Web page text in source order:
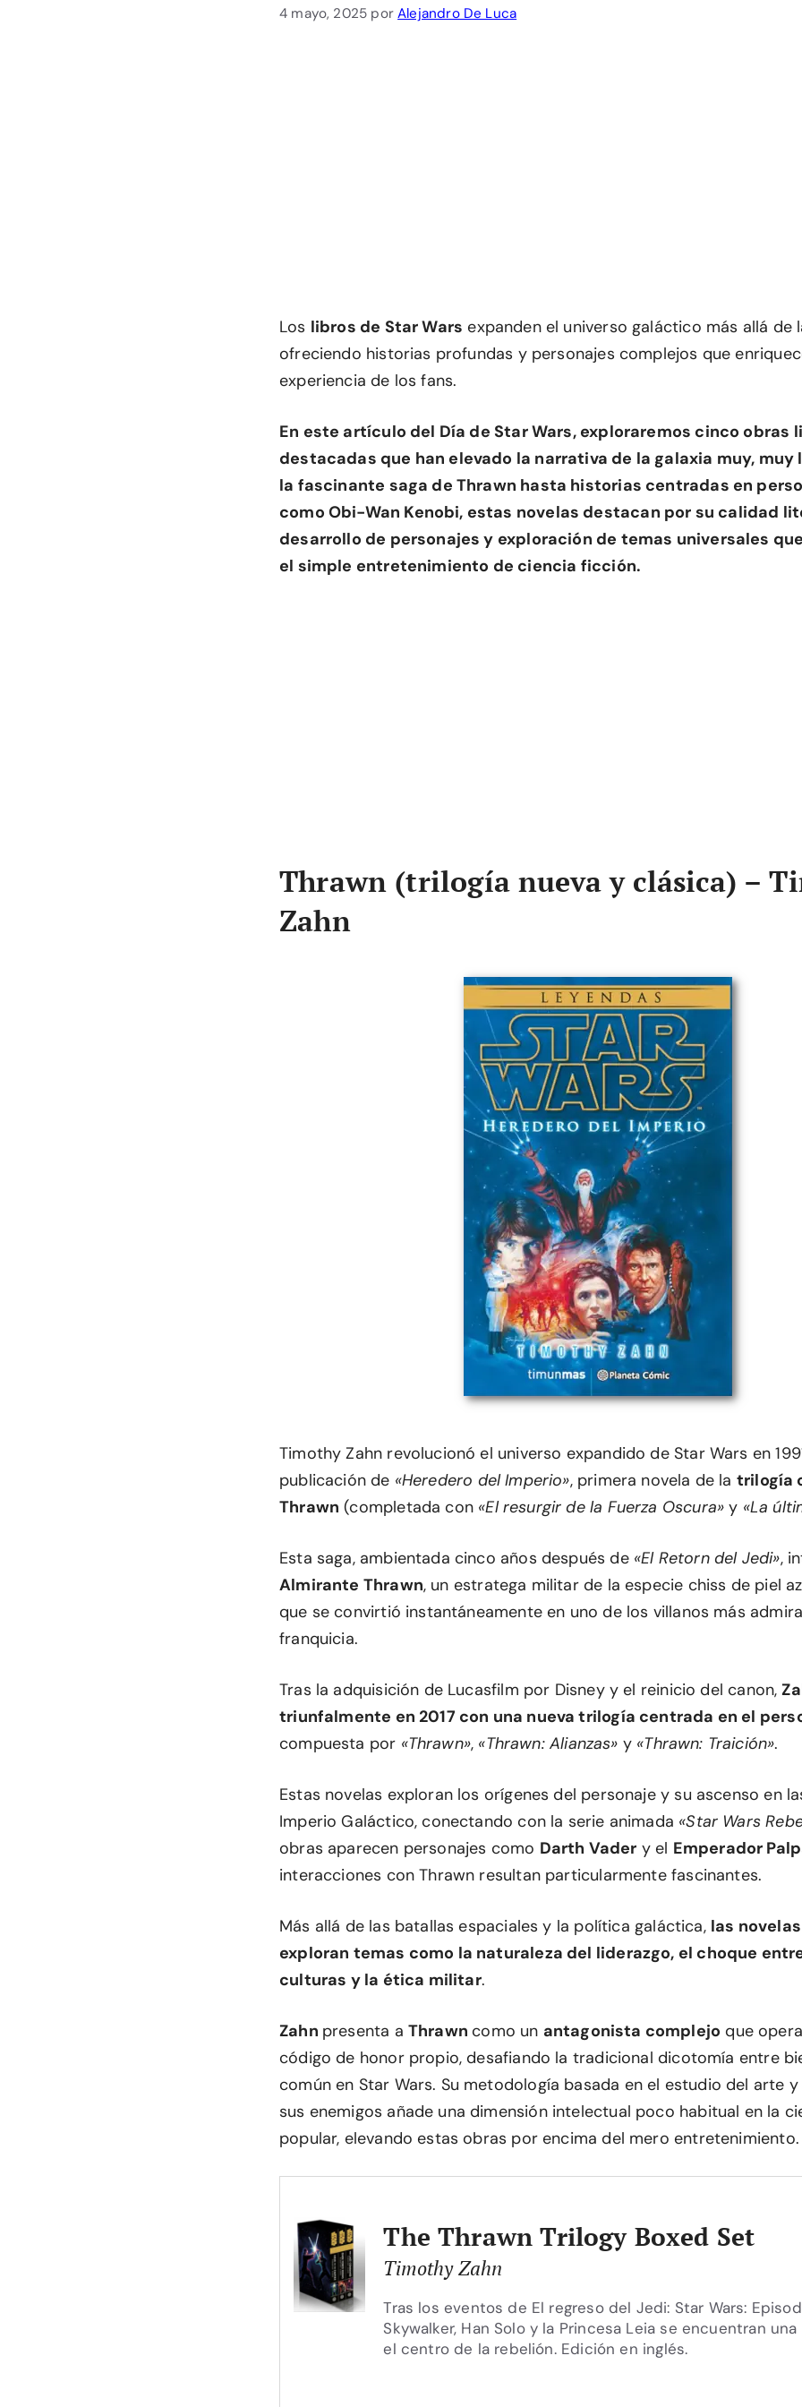
4 mayo, 2025 porAlejandro De Luca
Los libros de Star Wars expanden el universo galáctico más allá de
ofreciendo historias profundas y personajes complejos que
experiencia de los fans.
En este artículo del Día de Star Wars, exploraremos cinco obras
destacadas que han elevado la narrativa de la galaxia muy, muy
la fascinante saga de Thrawn hasta historias centradas en
como Obi-Wan Kenobi, estas novelas destacan por su calidad
desarrollo de personajes y exploración de temas universales
el simple entretenimiento de ciencia ficción.
Thrawn (trilogía nueva y clásica) –
Zahn
Timothy Zahn revolucionó el universo expandido de Star Wars en
publicación de «Heredero del Imperio», primera novela de la trilogía
Thrawn (completada con «El resurgir de la Fuerza Oscura» y «La
Esta saga, ambientada cinco años después de «El Retorn del Jedi»,
Almirante Thrawn, un estratega militar de la especie chiss de piel
que se convirtió instantáneamente en uno de los villanos más
franquicia.
Tras la adquisición de Lucasfilm por Disney y el reinicio del canon,
triunfalmente en 2017 con una nueva trilogía centrada en el
compuesta por «Thrawn», «Thrawn: Alianzas» y «Thrawn: Traición».
Estas novelas exploran los orígenes del personaje y su ascenso en
Imperio Galáctico, conectando con la serie animada «Star Wars
obras aparecen personajes como Darth Vader y el Emperador
interacciones con Thrawn resultan particularmente fascinantes.
Más allá de las batallas espaciales y la política galáctica, las
exploran temas como la naturaleza del liderazgo, el choque
culturas y la ética militar.
Zahn presenta a Thrawn como un antagonista complejo que
código de honor propio, desafiando la tradicional dicotomía entre
común en Star Wars. Su metodología basada en el estudio del arte
sus enemigos añade una dimensión intelectual poco habitual en la
popular, elevando estas obras por encima del mero entretenimiento.
The Thrawn Trilogy Boxed Set
Timothy Zahn
Tras los eventos de El regreso del Jedi: Star Wars:
Skywalker, Han Solo y la Princesa Leia se encuentran
el centro de la rebelión. Edición en inglés.